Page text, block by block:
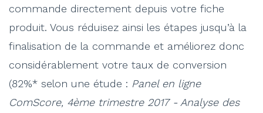
commande directement depuis votre fiche
produit. Vous réduisez ainsi les étapes jusqu’à la
finalisation de la commande et améliorez donc
considérablement votre taux de conversion
(82%* selon une étude : Panel en ligne
ComScore, 4ème trimestre 2017 - Analyse des